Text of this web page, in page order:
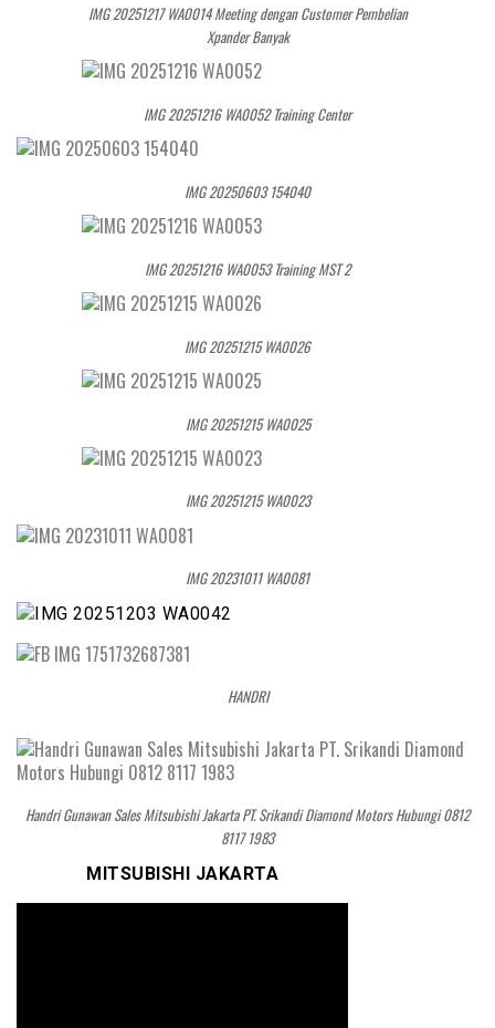
IMG 20251217 WA0014 Meeting dengan Customer Pembelian
Xpander Banyak
IMG 20251216 WA0052 Training Center
IMG 20250603 154040
IMG 20251216 WA0053 Training MST 2
IMG 20251215 WA0026
IMG 20251215 WA0025
IMG 20251215 WA0023
IMG 20231011 WA0081
HANDRI
Handri Gunawan Sales Mitsubishi Jakarta PT. Srikandi Diamond Motors Hubungi 0812
8117 1983
MITSUBISHI JAKARTA